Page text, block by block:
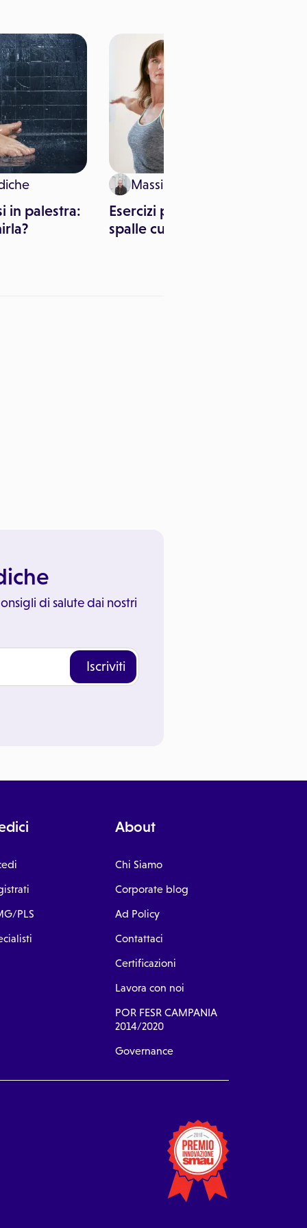
in palestra:
Massimo Canorro
Esercizi per correggere le
spalle curve
di salute dai nostri
Iscriviti
PLS
About
Chi Siamo
Corporate blog
Ad Policy
Contattaci
Certificazioni
Lavora con noi
POR FESR CAMPANIA
2014/2020
Governance